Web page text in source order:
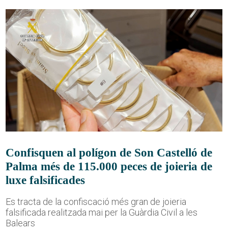
Confisquen al polígon de Son Castelló de
Palma més de 115.000 peces de joieria de
luxe falsificades
Es tracta de la confiscació més gran de joieria
falsificada realitzada mai per la Guàrdia Civil a les
Balears